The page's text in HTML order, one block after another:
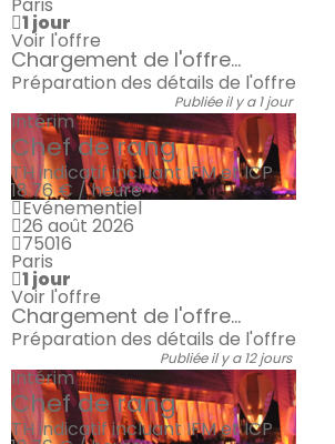
1 jour
Voir l'offre
Chargement de l'offre...
Préparation des détails de l'offre
Publiée il y a 1 jour
Intérim
Chef de rang
TH indicatif incluant IFM et ICP
18.76 € / heure
Evénementiel
26 août 2026
75016
Paris
1 jour
Voir l'offre
Chargement de l'offre...
Préparation des détails de l'offre
Publiée il y a 12 jours
Intérim
Chef de rang
TH indicatif incluant IFM et ICP